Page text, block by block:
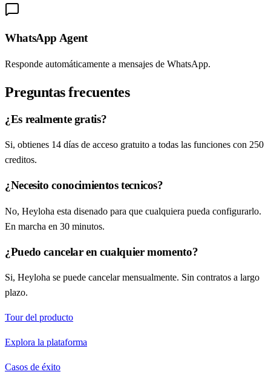
WhatsApp Agent
Responde automáticamente a mensajes de WhatsApp.
Preguntas frecuentes
¿Es realmente gratis?
Si, obtienes 14 días de acceso gratuito a todas las funciones con 250
creditos.
¿Necesito conocimientos tecnicos?
No, Heyloha esta disenado para que cualquiera pueda configurarlo.
En marcha en 30 minutos.
¿Puedo cancelar en cualquier momento?
Si, Heyloha se puede cancelar mensualmente. Sin contratos a largo
plazo.
Tour del producto
Explora la plataforma
Casos de éxito